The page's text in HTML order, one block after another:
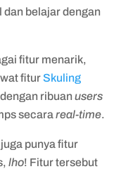
dan belajar dengan
fitur menarik,
fiturSkuling
ribuanusers
secara real-time.
punya fitur
lho! Fitur tersebut